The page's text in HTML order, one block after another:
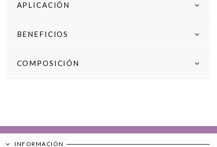
APLICACIÓN
BENEFICIOS
COMPOSICIÓN
INFORMACIÓN